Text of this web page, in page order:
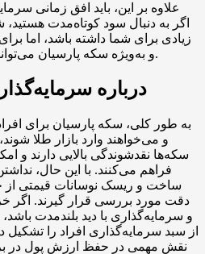
علاوه بر این، باید افق زمانی
اگر به دنبال سود کوتاه‌مدت هستید،
زیادی برای شما داشته باشد، اما
و به‌ویژه سکه پارسیان می‌تواند گزینه‌ای نسبتاً مطمئن باشد.
درباره
به طور کلی، سکه پارسیان برای
و می‌خواهند وارد بازار طلا
سکه‌ها نقدشوندگی بالایی دارند و
فراهم می‌کنند. با این حال،
ساخت و ریسک نوسانات قیمتی از
دقت مورد بررسی قرار گیرند. اگر
و سرمایه‌گذاری با دید بلندمدت
از سبد سرمایه‌گذاری افراد را تشکیل
نقش مهمی در حفظ ارزش پول در برابر